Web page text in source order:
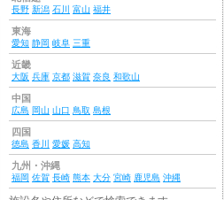
長野 新潟 石川 富山 福井
東海
愛知 静岡 岐阜 三重
近畿
大阪 兵庫 京都 滋賀 奈良 和歌山
中国
広島 岡山 山口 鳥取 島根
四国
徳島 香川 愛媛 高知
九州・沖縄
福岡 佐賀 長崎 熊本 大分 宮崎 鹿児島 沖縄